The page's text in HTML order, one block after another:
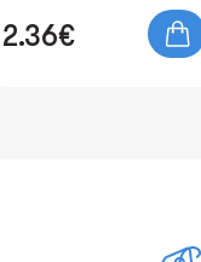
19.82€